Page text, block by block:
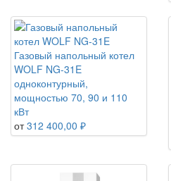
Газовый напольный котел
WOLF NG-31E
одноконтурный,
мощностью 70, 90 и 110
кВт
от 312 400,00 ₽